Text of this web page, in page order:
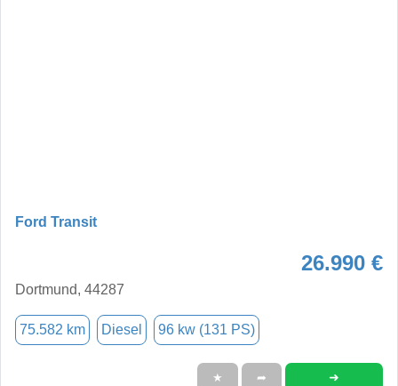
Ford Transit
26.990 €
Dortmund, 44287
75.582 km Diesel 96 kw (131 PS)
★ ➦ ➜